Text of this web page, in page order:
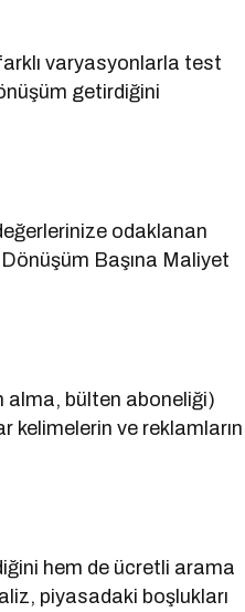
farklı varyasyonlarla test
getirdiğini
odaklanan
Başına Maliyet
alma, bülten aboneliği)
kelimelerin ve reklamların
hem de ücretli arama
piyasadaki boşlukları